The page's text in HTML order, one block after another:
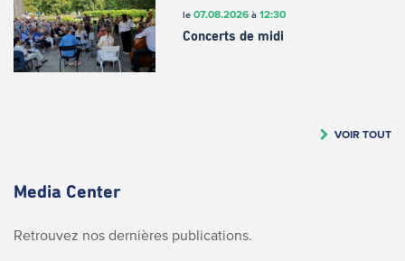
le 07.08.2026à 12:30
Concerts de midi
VOIR TOUT
Media Center
Retrouvez nos dernières publications.